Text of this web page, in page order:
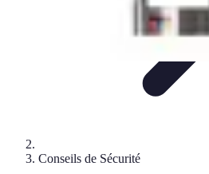
Conseils de Sécurité